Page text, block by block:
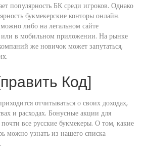
популярность БК среди игроков. Однако
букмекерские конторы онлайн.
либо на легальном сайте
или в мобильном приложении. На рынке
же новичок может запутаться,
Код]
отчитываться о своих доходах,
и расходах. Бонусные акции для
все русские букмекеры. О том, какие
можно узнать из нашего списка